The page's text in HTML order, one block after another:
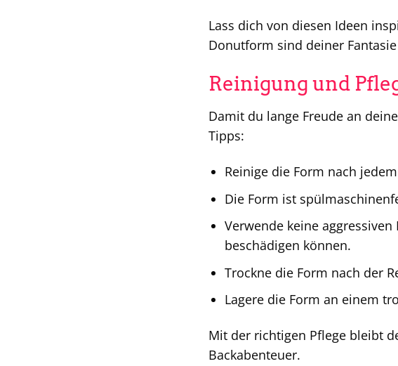
Lass dich von diesen Ideen
Donutform sind deiner
Reinigung und
Damit du lange Freude an
Tipps:
Reinige die Form nach
Die Form ist
Verwende keine
beschädigen können.
Trockne die Form nach der
Lagere die Form an einem
Mit der richtigen Pflege bleibt
Backabenteuer.